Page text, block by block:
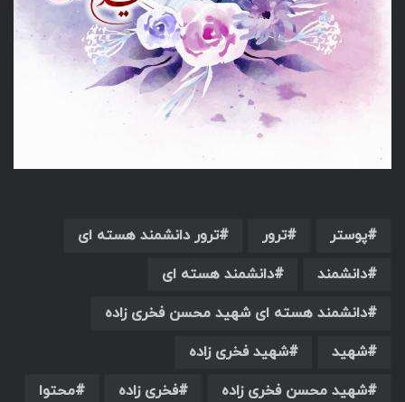
پوستر ترور
ترور دانشمند هسته ای
دانشمند
دانشمند هسته ای
دانشمند هسته ای شهید محسن فخری زاده
شهید
شهید فخری زاده
شهید محسن فخری زاده
فخری زاده
محتوا